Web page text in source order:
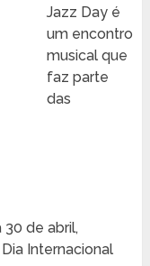
Jazz Day é
um encontro
musical que
faz parte
das
de abril,
Internacional